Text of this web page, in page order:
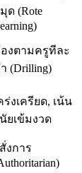
ด (Rote
งตามครูทีละ
(Drilling)
ร่งเครียด, เน้น
ยเข้มงวด
งการ